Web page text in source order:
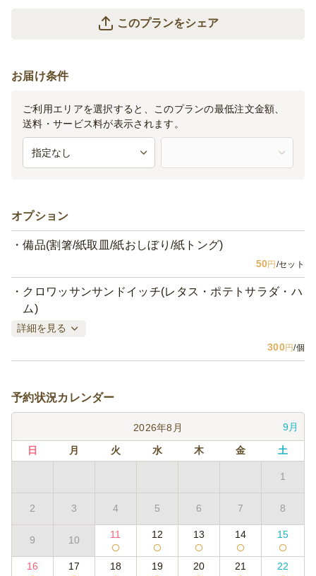
このプランをシェア
お届け条件
ご利用エリアを選択すると、このプランの最低注文金額、
送料・サービス料が表示されます。
オプション
備品(割箸/紙取皿/紙おしぼり/紙トング)
50円 /セット
クロワッサンサンドイッチ(レタス・ポテトサラダ・ハ
ム)
詳細を見る
300円/個
予約状況カレンダー
2026年8月 9月
日 月 火 水 木 金 土
1
2 3 4 5 6 7 8
9 10 11 12 13 14 15
16 17 18 19 20 21 22